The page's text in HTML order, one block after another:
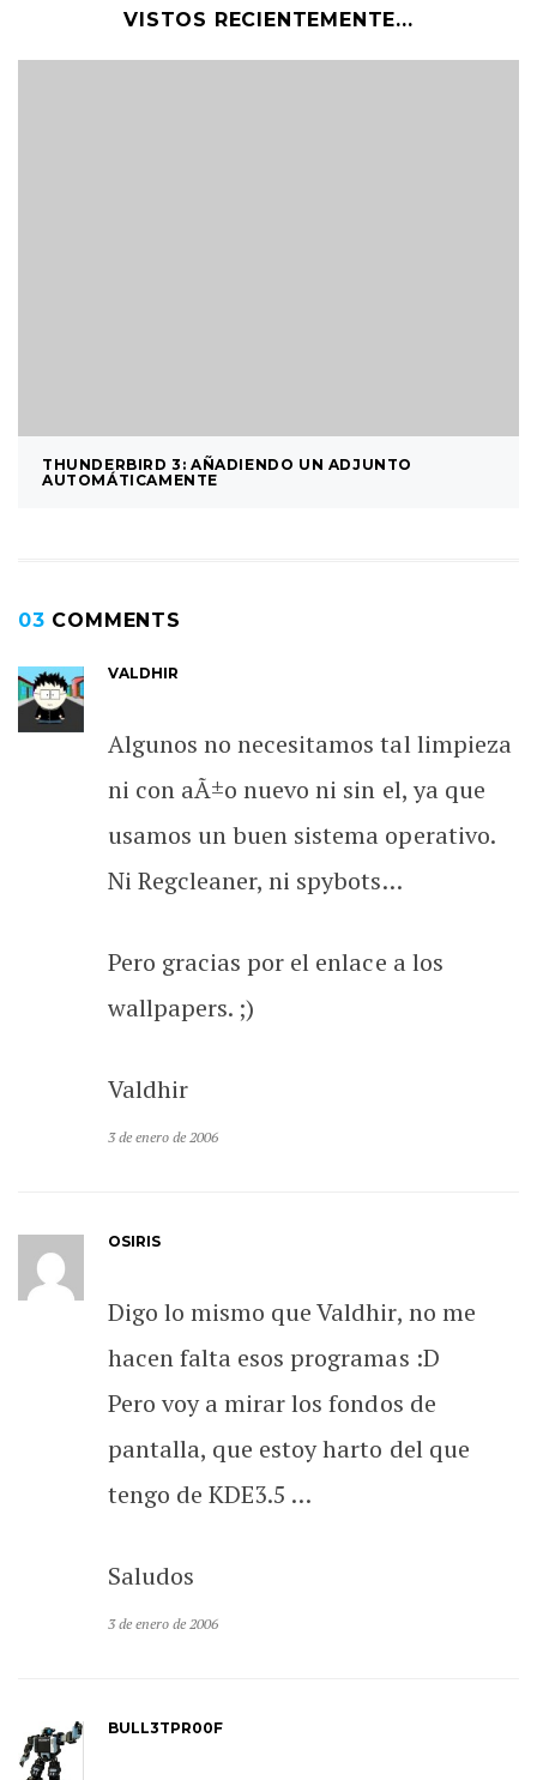
VISTOS RECIENTEMENTE...
THUNDERBIRD 3: AÑADIENDO UN ADJUNTO
AUTOMÁTICAMENTE
03 COMMENTS
VALDHIR
Algunos no necesitamos tal limpieza
ni con aÃ±o nuevo ni sin el, ya que
usamos un buen sistema operativo.
Ni Regcleaner, ni spybots…
Pero gracias por el enlace a los
wallpapers. ;)
Valdhir
3 de enero de 2006
OSIRIS
Digo lo mismo que Valdhir, no me
hacen falta esos programas :D
Pero voy a mirar los fondos de
pantalla, que estoy harto del que
tengo de KDE3.5 …
Saludos
3 de enero de 2006
BULL3TPR00F